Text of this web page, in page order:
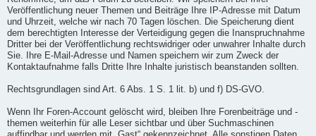
Veröffentlichung neuer Themen und Beiträge Ihre IP-Adresse mit Datum
und Uhrzeit, welche wir nach 70 Tagen löschen. Die Speicherung dient
dem berechtigten Interesse der Verteidigung gegen die Inanspruchnahme
Dritter bei der Veröffentlichung rechtswidriger oder unwahrer Inhalte durch
Sie. Ihre E-Mail-Adresse und Namen speichern wir zum Zweck der
Kontaktaufnahme falls Dritte Ihre Inhalte juristisch beanstanden sollten.
Rechtsgrundlagen sind Art. 6 Abs. 1 S. 1 lit. b) und f) DS-GVO.
Wenn Ihr Foren-Account gelöscht wird, bleiben Ihre Forenbeiträge und -
themen weiterhin für alle Leser sichtbar und über Suchmaschinen